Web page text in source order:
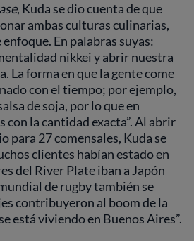
, Kuda se dio cuenta de que
ambas culturas culinarias,
En palabras suyas:
nikkei y abrir nuestra
La forma en que la gente come
con el tiempo; por ejemplo,
de soja, por lo que en
con la cantidad exacta”. Al abrir
para 27 comensales, Kuda se
clientes habían estado en
del River Plate iban a Japón
de rugby también se
contribuyeron al boom de la
está viviendo en Buenos Aires”.